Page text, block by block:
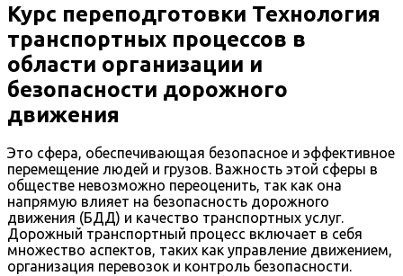
Курс переподготовки Технология
транспортных процессов в
области организации и
безопасности дорожного
движения
Это сфера, обеспечивающая безопасное и эффективное
перемещение людей и грузов. Важность этой сферы в
обществе невозможно переоценить, так как она
напрямую влияет на безопасность дорожного
движения (БДД) и качество транспортных услуг.
Дорожный транспортный процесс включает в себя
множество аспектов, таких как управление движением,
организация перевозок и контроль безопасности.